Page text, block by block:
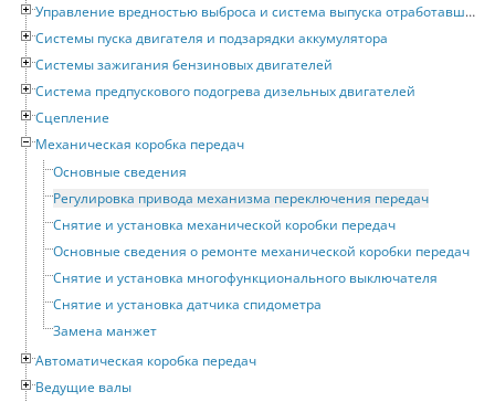
Управление вредностью выброса и система выпуска отработавших газов
Системы пуска двигателя и подзарядки аккумулятора
Системы зажигания бензиновых двигателей
Система предпускового подогрева дизельных двигателей
Сцепление
Механическая коробка передач
Основные сведения
Регулировка привода механизма переключения передач
Снятие и установка механической коробки передач
Основные сведения о ремонте механической коробки передач
Снятие и установка многофункционального выключателя
Снятие и установка датчика спидометра
Замена манжет
Автоматическая коробка передач
Ведущие валы